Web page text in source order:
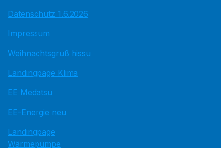
Datenschutz 1.6.2026
Impressum
Weihnachtsgruß hissu
Landingpage Klima
EE Medatsu
EE-Energie neu
Landingpage
Wärmepumpe